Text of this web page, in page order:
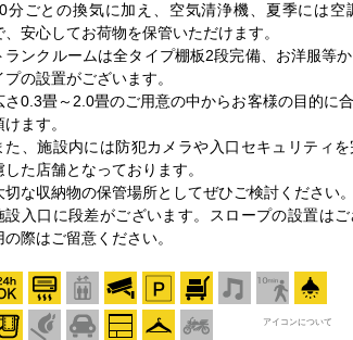
分ごとの換気に加え、空気清浄機、夏季には空
、安心してお荷物を保管いただけます。
ランクルームは全タイプ棚板2段完備、お洋服等
プの設置がございます。
さ0.3畳～2.0畳のご用意の中からお客様の目的に
けます。
た、施設内には防犯カメラや入口セキュリティ
した店舗となっております。
切な収納物の保管場所としてぜひご検討ください。
設入口に段差がございます。スロープの設置は
の際はご留意ください。
アイコンについて